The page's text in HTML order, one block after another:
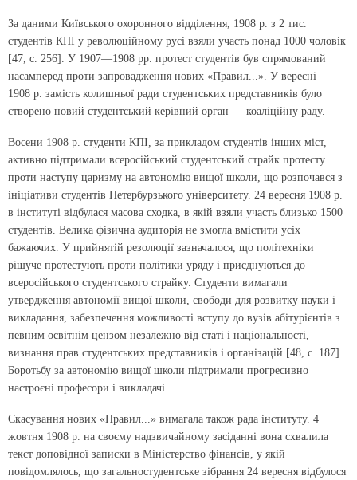
За даними Київського охоронного відділення, 1908 р. з 2 тис.
студентів КПІ у революційному русі взяли участь понад 1000 чоловік
[47, с. 256]. У 1907—1908 рр. протест студентів був спрямований
насамперед проти запровадження нових «Правил...». У вересні
1908 р. замість колишньої ради студентських представників було
створено новий студентський керівний орган — коаліційну раду.
Восени 1908 р. студенти КПІ, за прикладом студентів інших міст,
активно підтримали всеросійський студентський страйк протесту
проти наступу царизму на автономію вищої школи, що розпочався з
ініціативи студентів Петербурзького університету. 24 вересня 1908 р.
в інституті відбулася масова сходка, в якій взяли участь близько 1500
студентів. Велика фізична аудиторія не змогла вмістити усіх
бажаючих. У прийнятій резолюції зазначалося, що політехніки
рішуче протестують проти політики уряду і приєднуються до
всеросійського студентського страйку. Студенти вимагали
утвердження автономії вищої школи, свободи для розвитку науки і
викладання, забезпечення можливості вступу до вузів абітурієнтів з
певним освітнім цензом незалежно від статі і національності,
визнання прав студентських представників і організацій [48, с. 187].
Боротьбу за автономію вищої школи підтримали прогресивно
настроєні професори і викладачі.
Скасування нових «Правил...» вимагала також рада інституту. 4
жовтня 1908 р. на своєму надзвичайному засіданні вона схвалила
текст доповідної записки в Міністерство фінансів, у якій
повідомлялось, що загальностудентське зібрання 24 вересня відбулося